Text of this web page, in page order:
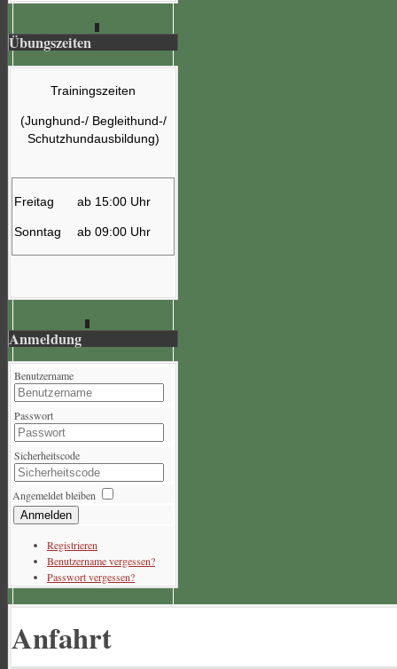
Übungszeiten
Trainingszeiten
(Junghund-/ Begleithund-/
Schutzhundausbildung)
Freitag
Sonntag
ab 15:00 Uhr
ab 09:00 Uhr
Anmeldung
Benutzername
Passwort
Sicherheitscode
Angemeldet bleiben
Anmelden
Registrieren
Benutzername vergessen?
Passwort vergessen?
Anfahrt